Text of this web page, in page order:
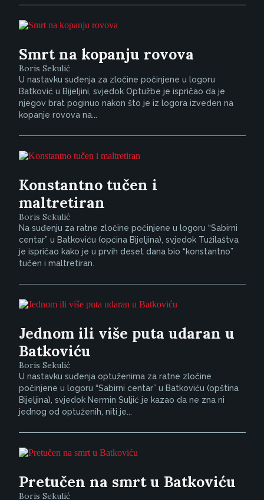
Smrt na kopanju rovova
Boris Sekulić
U nastavku suđenja za zločine počinjene u logoru
Batković u Bijeljini, svjedok Optužbe je ispričao da je
njegov brat poginuo nakon što je iz logora izveden na
kopanje rovova na...
Konstantno tučen i
maltretiran
Boris Sekulić
Na suđenju za ratne zločine počinjene u logoru “Sabirni
centar” u Batkoviću (općina Bijeljina), svjedok Tužilaštva
je ispričao kako je u prvih deset dana bio “konstantno”
tučen i maltretiran.
Jednom ili više puta udaran u
Batkoviću
Boris Sekulić
U nastavku suđenja optuženima za ratne zločine
počinjene u logoru “Sabirni centar” u Batkoviću (opština
Bijeljina), svjedok Nermin Suljić je kazao da ne zna ni
jednog od optuženih, niti je...
Pretučen na smrt u Batkoviću
Boris Sekulić